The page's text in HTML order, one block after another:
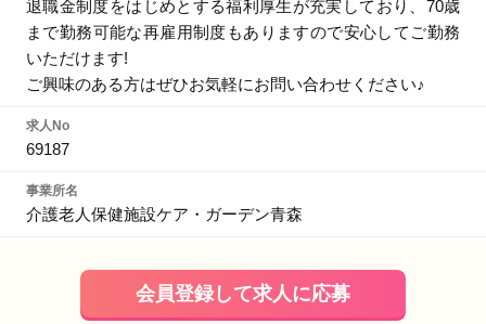
退職金制度をはじめとする福利厚生が充実しており、70歳
まで勤務可能な再雇用制度もありますので安心してご勤務
いただけます!
ご興味のある方はぜひお気軽にお問い合わせください♪
求人No
69187
事業所名
介護老人保健施設ケア・ガーデン青森
会員登録して求人に応募